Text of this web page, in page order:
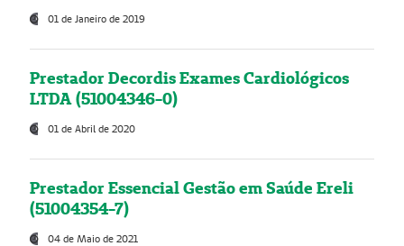
01 de Janeiro de 2019
Prestador Decordis Exames Cardiológicos
LTDA (51004346-0)
01 de Abril de 2020
Prestador Essencial Gestão em Saúde Ereli
(51004354-7)
04 de Maio de 2021